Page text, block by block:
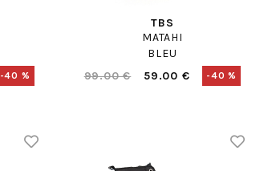
-40 %
TBS
MATAHI
BLEU
99.00 €
59.00 € -40 %